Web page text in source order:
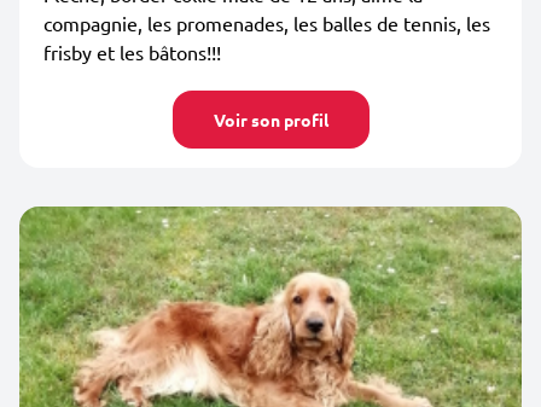
compagnie, les promenades, les balles de tennis, les
frisby et les bâtons!!!
Voir son profil